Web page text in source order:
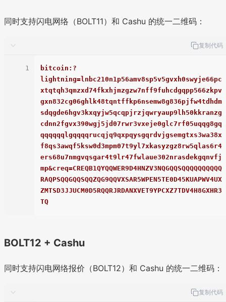
同时支持闪电网络（BOLT11）和 Cashu 的统一二维码：
复制代码
1
bitcoin:?
lightning=lnbc210n1p56amv8sp5v5gvxh0swyje66pc
xtqtqh3qmzxd74fkxhjmzgzw7nff9fuhcdgqpp566zkpv
gxn832cg06ghlk48tqntffkp6nsemw8g836pjfw4tdhdm
sdqgde6hgv3kxqyjw5qcqpjrzjqwryaup9lh50kkranzg
cdnn2fgvx390wgj5jd07rwr3vxeje0glc7rf05uqqg8gq
qqqqqqlgqqqqrucqjq9qxpqysgqrdvjgsemgtxs3wa38x
f8qs3awqf5ksw0d3mpm07t9yl7xkasyzgz8rw5qlas6r4
ers68u7nmgvqsgar4t9lr47fwlaue302nrasdekgqnvfj
mp&creq=CREQB1QYQQWER9D4HNZV3NQGQQSQQQQQQQQQQ
RAQPSQQGQQSQQZQG9QQVXSAR5WPEN5TE0D45KUAPWV4UX
ZMTSD3JJUCM0D5RQQRJRDANXVET9YPCXZ7TDV4H8GXHR3
TQ
BOLT12 + Cashu
同时支持闪电网络报价（BOLT12）和 Cashu 的统一二维码：
复制代码